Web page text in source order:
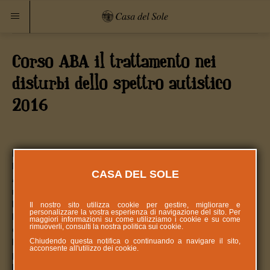
Corso ABA il trattamento nei
disturbi dello spettro autistico
2016
Analysis o A.B.A.) è una scienza dedita a comprendere e
migliorare i comportamenti socialmente significativi per il
bambino.
L'ABA si avvale di tecniche e processi scientificamente validati
che hanno dimostrato la loro efficacia nel trattamento dei
Disturbi dello Spettro Autistico attraverso centinaia di studi
pubblicati su numerose riviste internazionali.
CASA DEL SOLE
Il nostro sito utilizza cookie per gestire, migliorare e
personalizzare la vostra esperienza di navigazione del sito. Per
maggiori informazioni su come utilizziamo i cookie e su come
rimuoverli, consulti la nostra politica suicookie.
Chiudendo questa notifica o continuando a navigare il sito,
acconsente all'utilizzo dei cookie.